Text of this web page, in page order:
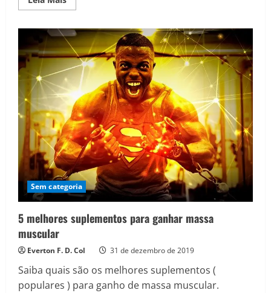
more
TURBINAR
SEU
TREINO
COM
IOIMBINA?
Sem categoria
5 melhores suplementos para ganhar massa
muscular
Everton F. D. Col 31 de dezembro de 2019
Saiba quais são os melhores suplementos (
populares ) para ganho de massa muscular.